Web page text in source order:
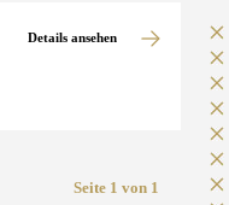
Details ansehen
Seite 1 von 1